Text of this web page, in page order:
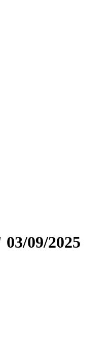
09/2025